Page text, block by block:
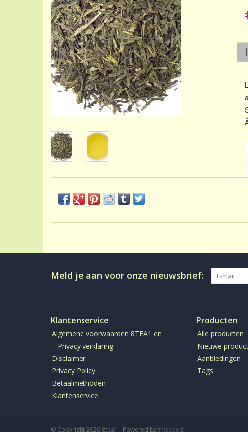
Meld je aan voor onze nieuwsbrief:
Klantenservice
Algemene voorwaarden 8TEA1 en
Privacy verklaring
Disclaimer
Privacy Policy
Betaalmethoden
Klantenservice
Producten
Alle producten
Nieuwe
Aanbiedingen
Tags
© Copyright 2026 8tea1 - Powered byLightspeed